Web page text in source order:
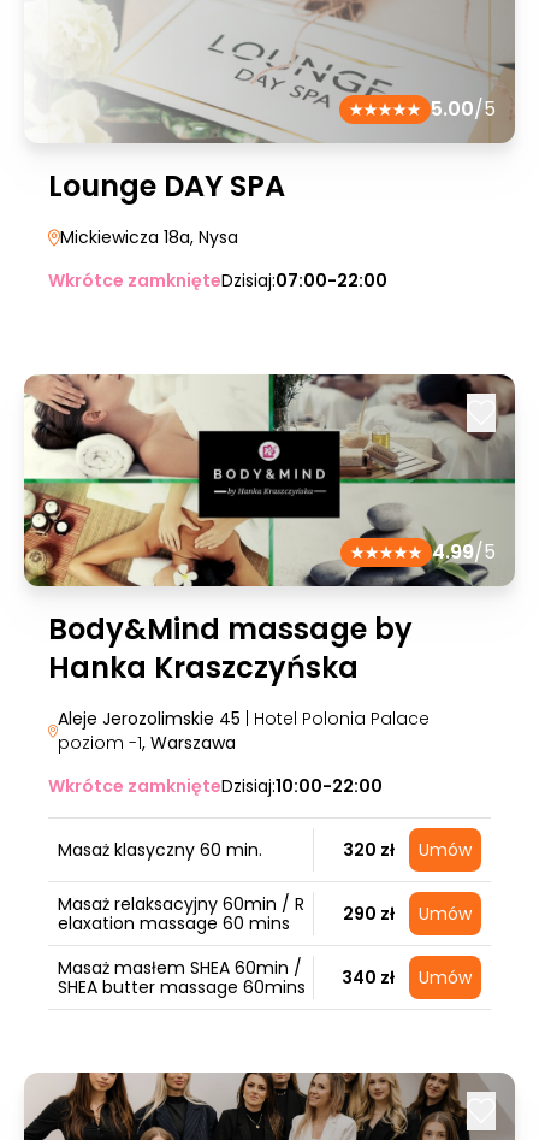
5.00/5
Lounge DAY SPA
Mickiewicza 18a, Nysa
Wkrótce zamknięteDzisiaj:07:00-22:00
4.99/5
Body&Mind massage by
Hanka Kraszczyńska
Aleje Jerozolimskie 45 | Hotel Polonia Palace
poziom -1, Warszawa
Wkrótce zamknięteDzisiaj:10:00-22:00
Masaż klasyczny 60 min. 320 zł Umów
Masaż relaksacyjny 60min / R
elaxation massage 60 mins
290 zł Umów
Masaż masłem SHEA 60min /
SHEA butter massage 60mins
340 zł Umów